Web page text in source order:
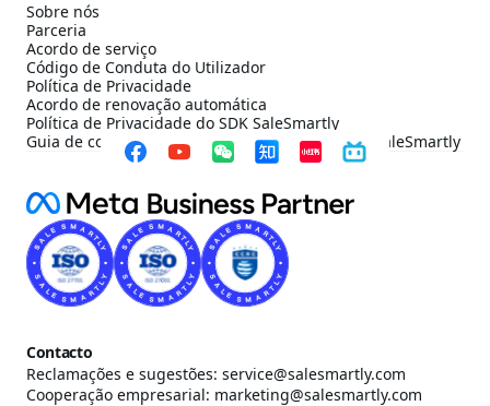
Sobre nós
Parceria
Acordo de serviço
Código de Conduta do Utilizador
Política de Privacidade
Acordo de renovação automática
Política de Privacidade do SDK SaleSmartly
Guia de configuração de conformidade do SDK SaleSmartly
Contacto
Reclamações e sugestões: service@salesmartly.com
Cooperação empresarial: marketing@salesmartly.com